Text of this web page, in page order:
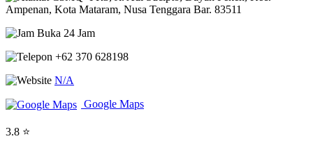
Ampenan, Kota Mataram, Nusa Tenggara Bar. 83511
Buka 24 Jam
+62 370 628198
N/A
Google Maps
3.8 ⭐